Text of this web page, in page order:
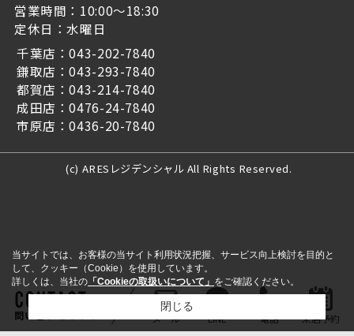
営業時間：10:00～18:30
定休日：水曜日
千葉店：043-202-7840
鎌取店：043-293-7840
都賀店：043-214-7840
成田店：0476-24-7840
市原店：0436-20-7840
(c) ARESレジデンシャル All Rights Reserved.
問い合わせをする メール LINE 電話 来店予約
当サイトでは、お客様の当サイト利用状況把握、サービス向上検討を目的と
して、クッキー（Cookie）を使用しています。
詳しくは、当社の 「Cookieの取扱いについて」 をご確認ください。
閉じる